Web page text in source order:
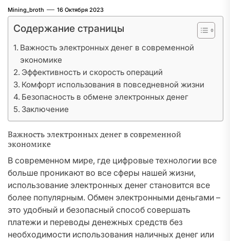
Mining_broth 16 Октября 2023
Содержание страницы
Важность электронных денег в современной
экономике
Эффективность и скорость операций
Комфорт использования в повседневной жизни
Безопасность в обмене электронных денег
Заключение
Важность электронных денег в современной
экономике
В современном мире, где цифровые технологии все
больше проникают во все сферы нашей жизни,
использование электронных денег становится все
более популярным. Обмен электронными деньгами –
это удобный и безопасный способ совершать
платежи и переводы денежных средств без
необходимости использования наличных денег или